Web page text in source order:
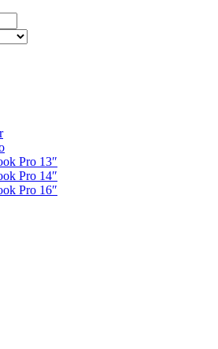
Pro 13″
Pro 14″
Pro 16″